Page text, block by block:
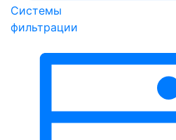
Системы
фильтрации